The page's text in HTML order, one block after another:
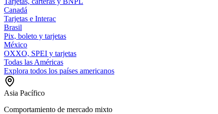
Canadá
Tarjetas e Interac
Brasil
Pix, boleto y tarjetas
México
OXXO, SPEI y tarjetas
Todas las Américas
Explora todos los países americanos
Asia Pacífico
Comportamiento de mercado mixto